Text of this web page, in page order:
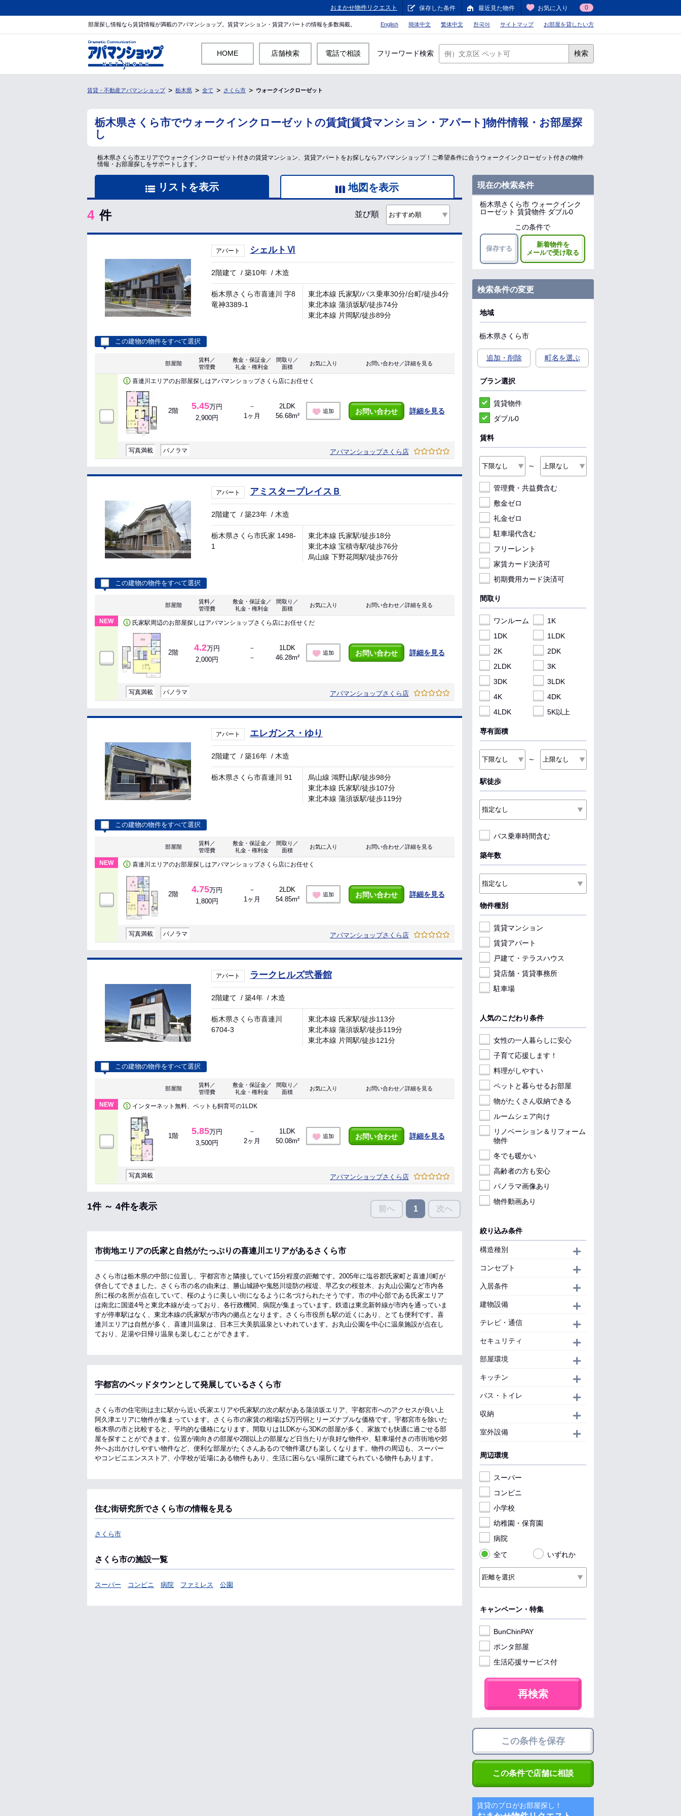
おまかせ物件リクエスト 保存した条件 最近見た物件 お気に入り 0
部屋探し情報なら賃貸情報が満載のアパマンショップ。賃貸マンション・賃貸アパートの情報を多数掲載。 English 簡体中文 繁体中文 한국어 サイトマップ お部屋を貸したい方
HOME 店舗検索 電話で相談 フリーワード検索 検索
賃貸・不動産アパマンショップ 栃木県 全て さくら市 ウォークインクローゼット
栃木県さくら市でウォークインクローゼットの賃貸[賃貸マンション・アパート]物件情報・お部屋探
し
栃木県さくら市エリアでウォークインクローゼット付きの賃貸マンション、賃貸アパートをお探しならアパマンショップ！ご希望条件に合うウォークインクローゼット付きの物件
情報・お部屋探しをサポートします。
リストを表示 地図を表示
4 件 並び順
アパート シェルトⅥ
2階建て /築10年 / 木造
栃木県さくら市喜連川 字8
竜神3389-1
東北本線 氏家駅/バス乗車30分/台町/徒歩4分
東北本線 蒲須坂駅/徒歩74分
東北本線 片岡駅/徒歩89分
この建物の物件をすべて選択
部屋階
賃料／
管理費
敷金・保証金／
礼金・権利金
間取り／
面積
お気に入り お問い合わせ／詳細を見る
喜連川エリアのお部屋探しはアパマンショップさくら店にお任せく
2階 5.45万円
2,900円
－
1ヶ月
2LDK
56.68m²
追加 お問い合わせ 詳細を見る
写真満載 パノラマ アパマンショップさくら店
アパート アミスタープレイスＢ
2階建て /築23年 / 木造
栃木県さくら市氏家 1498-
1
東北本線 氏家駅/徒歩18分
東北本線 宝積寺駅/徒歩76分
烏山線 下野花岡駅/徒歩76分
この建物の物件をすべて選択
部屋階
賃料／
管理費
敷金・保証金／
礼金・権利金
間取り／
面積
お気に入り お問い合わせ／詳細を見る
NEW 氏家駅周辺のお部屋探しはアパマンショップさくら店にお任せくだ
2階 4.2万円
2,000円
－
－
1LDK
46.28m²
追加 お問い合わせ 詳細を見る
写真満載 パノラマ アパマンショップさくら店
アパート エレガンス・ゆり
2階建て /築16年 / 木造
栃木県さくら市喜連川 91
烏山線 鴻野山駅/徒歩98分
東北本線 氏家駅/徒歩107分
東北本線 蒲須坂駅/徒歩119分
この建物の物件をすべて選択
部屋階
賃料／
管理費
敷金・保証金／
礼金・権利金
間取り／
面積
お気に入り お問い合わせ／詳細を見る
NEW 喜連川エリアのお部屋探しはアパマンショップさくら店にお任せく
2階 4.75万円
1,800円
－
1ヶ月
2LDK
54.85m²
追加 お問い合わせ 詳細を見る
写真満載 パノラマ アパマンショップさくら店
アパート ラークヒルズ弐番館
2階建て /築4年 / 木造
栃木県さくら市喜連川
6704-3
東北本線 氏家駅/徒歩113分
東北本線 蒲須坂駅/徒歩119分
東北本線 片岡駅/徒歩121分
この建物の物件をすべて選択
部屋階
賃料／
管理費
敷金・保証金／
礼金・権利金
間取り／
面積
お気に入り お問い合わせ／詳細を見る
NEW インターネット無料、ペットも飼育可の1LDK
1階 5.85万円
3,500円
－
2ヶ月
1LDK
50.08m²
追加 お問い合わせ 詳細を見る
写真満載 アパマンショップさくら店
1件 ～ 4件を表示 前へ 1 次へ
市街地エリアの氏家と自然がたっぷりの喜連川エリアがあるさくら市
さくら市は栃木県の中部に位置し、宇都宮市と隣接していて15分程度の距離です。2005年に塩谷郡氏家町と喜連川町が
併合してできました。さくら市の名の由来は、勝山城跡や鬼怒川堤防の桜堤、早乙女の桜並木、お丸山公園など市内各
所に桜の名所が点在していて、桜のように美しい街になるように名づけられたそうです。市の中心部である氏家エリア
は南北に国道4号と東北本線が走っており、各行政機関、病院が集まっています。鉄道は東北新幹線が市内を通っていま
すが停車駅はなく、東北本線の氏家駅が市内の拠点となります。さくら市役所も駅の近くにあり、とても便利です。喜
連川エリアは自然が多く、喜連川温泉は、日本三大美肌温泉といわれています。お丸山公園を中心に温泉施設が点在し
ており、足湯や日帰り温泉も楽しむことができます。
宇都宮のベッドタウンとして発展しているさくら市
さくら市の住宅街は主に駅から近い氏家エリアや氏家駅の次の駅がある蒲須坂エリア、宇都宮市へのアクセスが良い上
阿久津エリアに物件が集まっています。さくら市の家賃の相場は5万円弱とリーズナブルな価格です。宇都宮市を除いた
栃木県の市と比較すると、平均的な価格になります。間取りは1LDKから3DKの部屋が多く、家族でも快適に過ごせる部
屋を探すことができます。位置が南向きの部屋や2階以上の部屋など日当たりが良好な物件や、駐車場付きの市街地や郊
外へお出かけしやすい物件など、便利な部屋がたくさんあるので物件選びも楽しくなります。物件の周辺も、スーパー
やコンビニエンスストア、小学校が近場にある物件もあり、生活に困らない場所に建てられている物件もあります。
住む街研究所でさくら市の情報を見る
さくら市
さくら市の施設一覧
スーパー コンビニ 病院 ファミレス 公園
現在の検索条件
栃木県さくら市 ウォークインク
ローゼット 賃貸物件 ダブル0
この条件で
保存する
新着物件を
メールで受け取る
検索条件の変更
地域
栃木県さくら市
追加・削除 町名を選ぶ
プラン選択
賃貸物件
ダブル0
賃料
～
管理費・共益費含む
敷金ゼロ
礼金ゼロ
駐車場代含む
フリーレント
家賃カード決済可
初期費用カード決済可
間取り
ワンルーム
1K
1DK
1LDK
2K
2DK
2LDK
3K
3DK
3LDK
4K
4DK
4LDK
5K以上
専有面積
～
駅徒歩
バス乗車時間含む
築年数
物件種別
賃貸マンション
賃貸アパート
戸建て・テラスハウス
貸店舗・賃貸事務所
駐車場
人気のこだわり条件
女性の一人暮らしに安心
子育て応援します！
料理がしやすい
ペットと暮らせるお部屋
物がたくさん収納できる
ルームシェア向け
リノベーション＆リフォーム
物件
冬でも暖かい
高齢者の方も安心
パノラマ画像あり
物件動画あり
絞り込み条件
構造種別
コンセプト
入居条件
建物設備
テレビ・通信
セキュリティ
部屋環境
キッチン
バス・トイレ
収納
室外設備
周辺環境
スーパー
コンビニ
小学校
幼稚園・保育園
病院
全て
いずれか
キャンペーン・特集
BunChinPAY
ポンタ部屋
生活応援サービス付
再検索
この条件を保存
この条件で店舗に相談
賃貸のプロがお部屋探し！